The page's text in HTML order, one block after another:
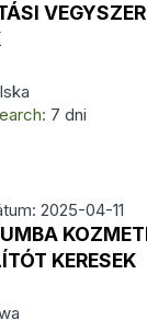
7 dni
2025-04-11
KERESEK